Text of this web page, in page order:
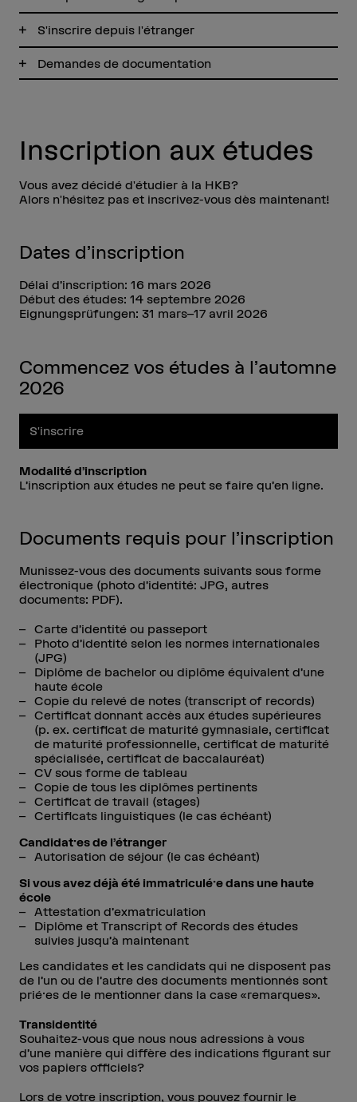
S'inscrire depuis l'étranger
Demandes de documentation
Inscription aux études
Vous avez décidé d'étudier à la HKB?
Alors n'hésitez pas et inscrivez-vous dès maintenant!
Dates d’inscription
Délai d’inscription: 16 mars 2026
Début des études: 14 septembre 2026
Eignungsprüfungen: 31 mars–17 avril 2026
Commencez vos études à l’automne
2026
S'inscrire
Modalité d’inscription
L’inscription aux études ne peut se faire qu’en ligne.
Documents requis pour l’inscription
Munissez-vous des documents suivants sous forme
électronique (photo d’identité: JPG, autres
documents: PDF).
Carte d’identité ou passeport
Photo d’identité selon les normes internationales
(JPG)
Diplôme de bachelor ou diplôme équivalent d’une
haute école
Copie du relevé de notes (transcript of records)
Certificat donnant accès aux études supérieures
(p. ex. certificat de maturité gymnasiale, certificat
de maturité professionnelle, certificat de maturité
spécialisée, certificat de baccalauréat)
CV sous forme de tableau
Copie de tous les diplômes pertinents
Certificat de travail (stages)
Certificats linguistiques (le cas échéant)
Candidat·es de l’étranger
Autorisation de séjour (le cas échéant)
Si vous avez déjà été immatriculé·e dans une haute
école
Attestation d’exmatriculation
Diplôme et Transcript of Records des études
suivies jusqu’à maintenant
Les candidates et les candidats qui ne disposent pas
de l’un ou de l’autre des documents mentionnés sont
prié·es de le mentionner dans la case «remarques».
Transidentité
Souhaitez-vous que nous nous adressions à vous
d’une manière qui diffère des indications figurant sur
vos papiers officiels?
Lors de votre inscription, vous pouvez fournir le